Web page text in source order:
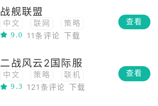
回合制
军事
战舰联盟
中文 联网
策略
动作
联机
模拟
即时战略
高画质
真实
多人
3D
射击
海战
硬核
9.0 11条评论 下载
查看
二战风云2国际服
中文 策略
联机
模拟
战争模拟
9.3 121条评论 下载
查看